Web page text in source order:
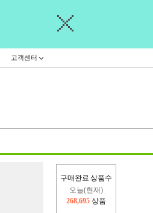
고객센터
구매완료 상품수
오늘(현재)
268,695 상품